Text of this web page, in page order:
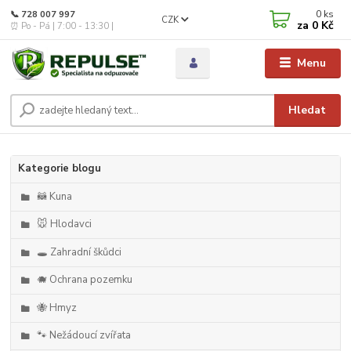
Menu
CZK
Hledat
📞 728 007 997
⏰ Po - Pá | 7:00 - 13:30 |
0 ks
za 0 Kč
Kategorie blogu
🦝 Kuna
🐭 Hlodavci
🕳️ Zahradní škůdci
🐗 Ochrana pozemku
🐝 Hmyz
🐾 Nežádoucí zvířata